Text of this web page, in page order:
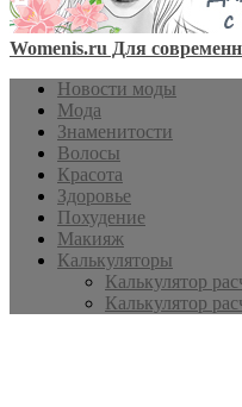
Womenis.ru Для
Новости моды
Мода
Знаменитости
Волосы
Красота
Здоровье
Похудение
Макияж
Калькуляторы
Калькулятор
Калькулятор